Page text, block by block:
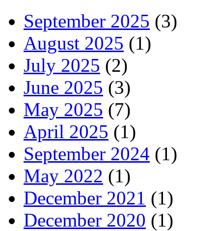
September 2025 (3)
August 2025 (1)
July 2025 (2)
June 2025 (3)
May 2025 (7)
April 2025 (1)
September 2024 (1)
May 2022 (1)
December 2021 (1)
December 2020 (1)